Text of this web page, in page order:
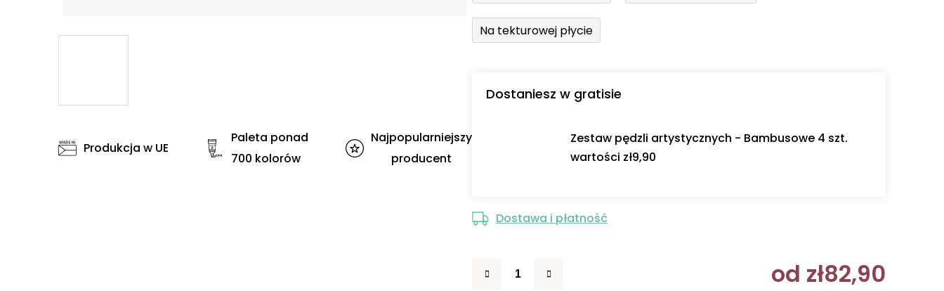
Na tekturowej płycie
Dostaniesz w gratisie
Zestaw pędzli artystycznych - Bambusowe 4 szt.
wartości zł9,90
Dostawa i płatność
od zł82,90
Produkcja w UE
Paleta ponad
700 kolorów
Najpopularniejszy
producent